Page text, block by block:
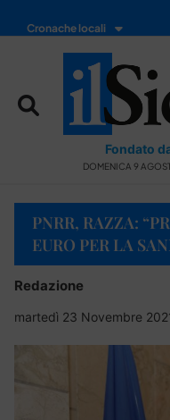
Cronache locali
Fondato
DOMENICA 9
PNRR, RAZZA:
EURO PER LA
Redazione
martedì 23 Novembre